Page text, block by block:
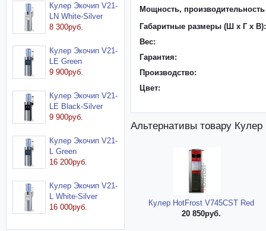
Кулер Экочип V21-
LN White-Silver
8 300руб.
Кулер Экочип V21-
LE Green
9 900руб.
Кулер Экочип V21-
LE Black-Silver
9 900руб.
Кулер Экочип V21-
L Green
16 200руб.
Кулер Экочип V21-
L White-Silver
16 000руб.
Мощность,
Габаритные размеры (Ш x Г x В):
Вес:
Гарантия:
Производство:
Цвет:
Альтернативы товару Кулер
Кулер HotFrost V745CST Red
20 850руб.